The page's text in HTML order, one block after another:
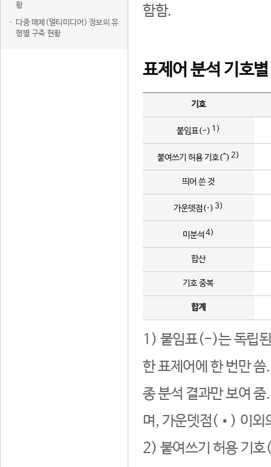
황
다중 매체(멀티미디어) 정보의 유
형별 구축 현황
함함.
표제어 분석 기호
기호
붙임표(-) 1)
붙여쓰기 허용 기호(^) 2)
띄어 쓴 것
가운뎃점(·) 3)
미분석 4)
합산
기호 중복
합계
1) 붙임표(-)는 독립된
한 표제어에 한 번만
종 분석 결과만 보여
며, 가운뎃점(•) 이외
2) 붙여쓰기 허용 기호